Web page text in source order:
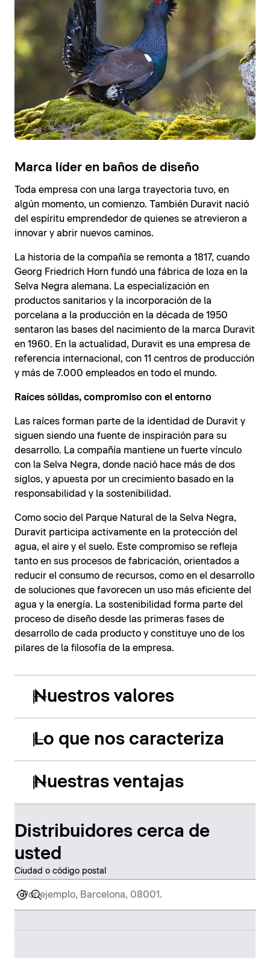
Marca líder en baños de diseño
Toda empresa con una larga trayectoria tuvo, en
algún momento, un comienzo. También Duravit nació
del espíritu emprendedor de quienes se atrevieron a
innovar y abrir nuevos caminos.
La historia de la compañía se remonta a 1817, cuando
Georg Friedrich Horn fundó una fábrica de loza en la
Selva Negra alemana. La especialización en
productos sanitarios y la incorporación de la
porcelana a la producción en la década de 1950
sentaron las bases del nacimiento de la marca Duravit
en 1960. En la actualidad, Duravit es una empresa de
referencia internacional, con 11 centros de producción
y más de 7.000 empleados en todo el mundo.
Raíces sólidas, compromiso con el entorno
Las raíces forman parte de la identidad de Duravit y
siguen siendo una fuente de inspiración para su
desarrollo. La compañía mantiene un fuerte vínculo
con la Selva Negra, donde nació hace más de dos
siglos, y apuesta por un crecimiento basado en la
responsabilidad y la sostenibilidad.
Como socio del Parque Natural de la Selva Negra,
Duravit participa activamente en la protección del
agua, el aire y el suelo. Este compromiso se refleja
tanto en sus procesos de fabricación, orientados a
reducir el consumo de recursos, como en el desarrollo
de soluciones que favorecen un uso más eficiente del
agua y la energía. La sostenibilidad forma parte del
proceso de diseño desde las primeras fases de
desarrollo de cada producto y constituye uno de los
pilares de la filosofía de la empresa.
Nuestros valores
Lo que nos caracteriza
Nuestras ventajas
Distribuidores cerca de
usted
Ciudad o código postal